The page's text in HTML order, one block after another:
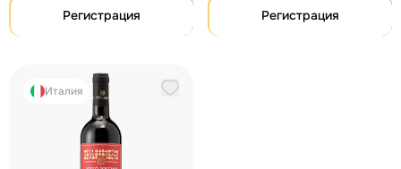
Регистрация Регистрация
Италия